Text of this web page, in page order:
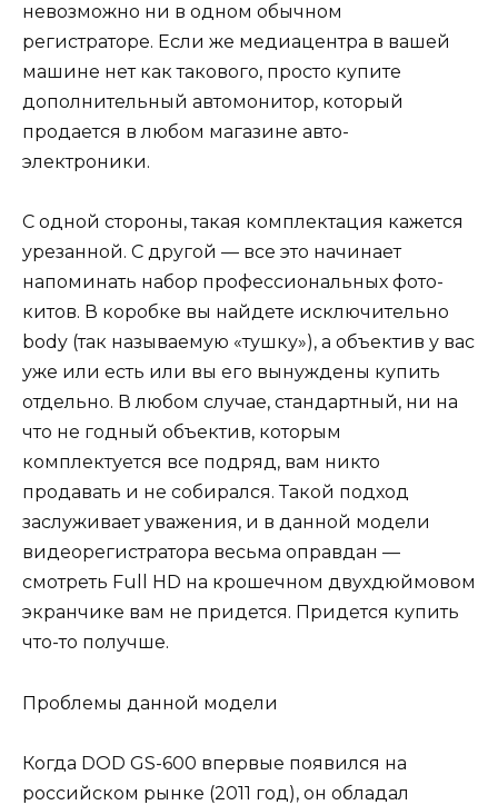
невозможно ни в одном обычном
регистраторе. Если же медиацентра в вашей
машине нет как такового, просто купите
дополнительный автомонитор, который
продается в любом магазине авто-
электроники.
С одной стороны, такая комплектация кажется
урезанной. С другой — все это начинает
напоминать набор профессиональных фото-
китов. В коробке вы найдете исключительно
body (так называемую «тушку»), а объектив у вас
уже или есть или вы его вынуждены купить
отдельно. В любом случае, стандартный, ни на
что не годный объектив, которым
комплектуется все подряд, вам никто
продавать и не собирался. Такой подход
заслуживает уважения, и в данной модели
видеорегистратора весьма оправдан —
смотреть Full HD на крошечном двухдюймовом
экранчике вам не придется. Придется купить
что-то получше.
Проблемы данной модели
Когда DOD GS-600 впервые появился на
российском рынке (2011 год), он обладал